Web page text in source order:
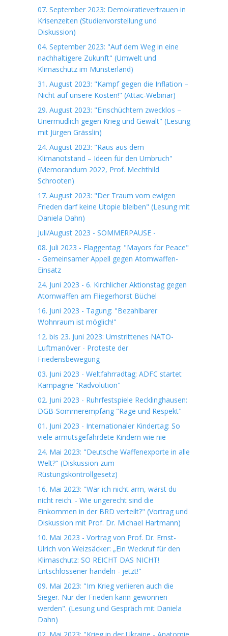
07. September 2023: Demokratievertrauen in
Krisenzeiten (Studienvorstellung und
Diskussion)
04. September 2023: "Auf dem Weg in eine
nachhaltigere Zukunft" (Umwelt und
Klimaschutz im Münsterland)
31. August 2023: "Kampf gegen die Inflation –
Nicht auf unsere Kosten!" (Attac-Webinar)
29. August 2023: "Einschüchtern zwecklos –
Unermüdlich gegen Krieg und Gewalt" (Lesung
mit Jürgen Grässlin)
24. August 2023: "Raus aus dem
Klimanotstand – Ideen für den Umbruch"
(Memorandum 2022, Prof. Mechthild
Schrooten)
17. August 2023: "Der Traum vom ewigen
Frieden darf keine Utopie bleiben" (Lesung mit
Daniela Dahn)
Juli/August 2023 - SOMMERPAUSE -
08. Juli 2023 - Flaggentag: "Mayors for Peace"
- Gemeinsamer Appell gegen Atomwaffen-
Einsatz
24. Juni 2023 - 6. Kirchlicher Aktionstag gegen
Atomwaffen am Fliegerhorst Büchel
16. Juni 2023 - Tagung: "Bezahlbarer
Wohnraum ist möglich!"
12. bis 23. Juni 2023: Umstrittenes NATO-
Luftmanöver - Proteste der
Friedensbewegung
03. Juni 2023 - Weltfahrradtag: ADFC startet
Kampagne "Radvolution"
02. Juni 2023 - Ruhrfestspiele Recklinghausen:
DGB-Sommerempfang "Rage und Respekt"
01. Juni 2023 - Internationaler Kindertag: So
viele armutsgefährdete Kindern wie nie
24. Mai 2023: "Deutsche Waffenexporte in alle
Welt?" (Diskussion zum
Rüstungskontrollgesetz)
16. Mai 2023: "Wär ich nicht arm, wärst du
nicht reich. - Wie ungerecht sind die
Einkommen in der BRD verteilt?" (Vortrag und
Diskussion mit Prof. Dr. Michael Hartmann)
10. Mai 2023 - Vortrag von Prof. Dr. Ernst-
Ulrich von Weizsäcker: „Ein Weckruf für den
Klimaschutz: SO REICHT DAS NICHT!
Entschlossener handeln - jetzt!"
09. Mai 2023: "Im Krieg verlieren auch die
Sieger. Nur der Frieden kann gewonnen
werden". (Lesung und Gespräch mit Daniela
Dahn)